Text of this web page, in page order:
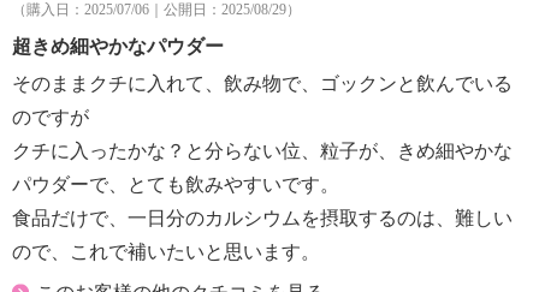
（購入日：2025/07/06｜公開日：2025/08/29）
超きめ細やかなパウダー
そのままクチに入れて、飲み物で、ゴックンと飲んでいる
のですが
クチに入ったかな？と分らない位、粒子が、きめ細やかな
パウダーで、とても飲みやすいです。
食品だけで、一日分のカルシウムを摂取するのは、難しい
ので、これで補いたいと思います。